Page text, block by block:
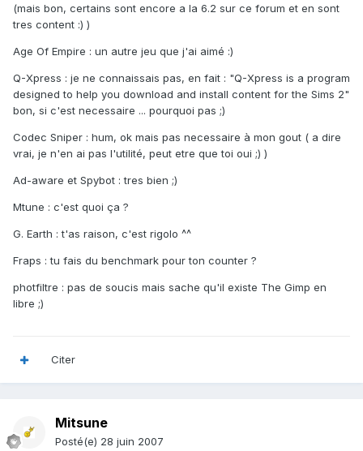
(mais bon, certains sont encore a la 6.2 sur ce forum et en sont
tres content :) )
Age Of Empire : un autre jeu que j'ai aimé :)
Q-Xpress : je ne connaissais pas, en fait : "Q-Xpress is a program
designed to help you download and install content for the Sims 2"
bon, si c'est necessaire ... pourquoi pas ;)
Codec Sniper : hum, ok mais pas necessaire à mon gout ( a dire
vrai, je n'en ai pas l'utilité, peut etre que toi oui ;) )
Ad-aware et Spybot : tres bien ;)
Mtune : c'est quoi ça ?
G. Earth : t'as raison, c'est rigolo ^^
Fraps : tu fais du benchmark pour ton counter ?
photfiltre : pas de soucis mais sache qu'il existe The Gimp en
libre ;)
Citer
Mitsune
Posté(e) 28 juin 2007